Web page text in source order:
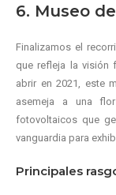
6. Museo
Finalizamos el
que refleja la visión
abrir en 2021, este
asemeja a una
fotovoltaicos que
vanguardia para
Principales